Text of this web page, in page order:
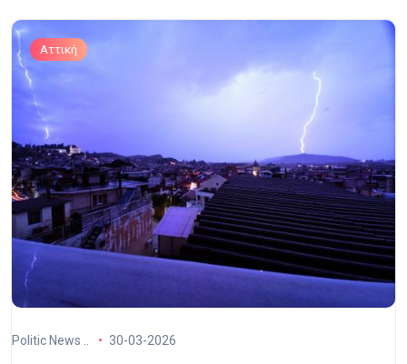
Αττική
Politic News .. 30-03-2026